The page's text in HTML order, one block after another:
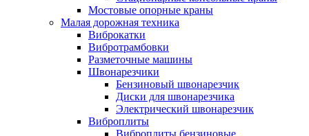
Мостовые опорные краны
Малая дорожная техника
Виброкатки
Вибротрамбовки
Разметочные машины
Швонарезчики
Бензиновый швонарезчик
Диски для швонарезчика
Электрический швонарезчик
Виброплиты
Виброплиты бензиновые